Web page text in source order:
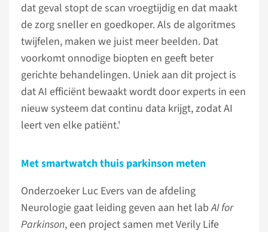
dat geval stopt de scan vroegtijdig en dat maakt
de zorg sneller en goedkoper. Als de algoritmes
twijfelen, maken we juist meer beelden. Dat
voorkomt onnodige biopten en geeft beter
gerichte behandelingen. Uniek aan dit project is
dat AI efficiënt bewaakt wordt door experts in een
nieuw systeem dat continu data krijgt, zodat AI
leert ven elke patiënt.'
Met smartwatch thuis parkinson meten
Onderzoeker Luc Evers van de afdeling
Neurologie gaat leiding geven aan het labAI for
Parkinson, een project samen met Verily Life